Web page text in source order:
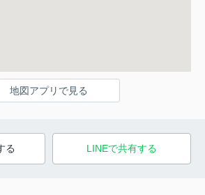
地図アプリで見る
る LINEで共有する